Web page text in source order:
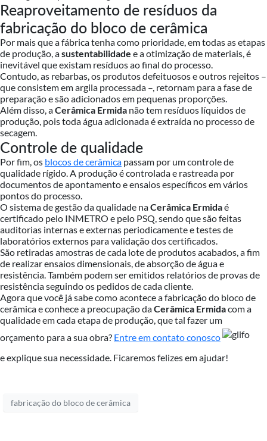
Reaproveitamento de resíduos da
fabricação do bloco de cerâmica
Por mais que a fábrica tenha como prioridade, em todas as etapas
de produção, asustentabilidade e a otimização de materiais, é
inevitável que existam resíduos ao final do processo.
Contudo, as rebarbas, os produtos defeituosos e outros rejeitos –
que consistem em argila processada –, retornam para a fase de
preparação e são adicionados em pequenas proporções.
Além disso, aCerâmica Ermida não tem resíduos líquidos de
produção, pois toda água adicionada é extraída no processo de
secagem.
Controle de qualidade
Por fim, os blocos de cerâmica passam por um controle de
qualidade rígido. A produção é controlada e rastreada por
documentos de apontamento e ensaios específicos em vários
pontos do processo.
O sistema de gestão da qualidade naCerâmica Ermidaé
certificado pelo INMETRO e pelo PSQ, sendo que são feitas
auditorias internas e externas periodicamente e testes de
laboratórios externos para validação dos certificados.
São retiradas amostras de cada lote de produtos acabados, a fim
de realizar ensaios dimensionais, de absorção de água e
resistência. Também podem ser emitidos relatórios de provas de
resistência seguindo os pedidos de cada cliente.
Agora que você já sabe como acontece a fabricação do bloco de
cerâmica e conhece a preocupação daCerâmica Ermidacom a
qualidade em cada etapa de produção, que tal fazer um
orçamento para a sua obra? Entre em contato conosco
e explique sua necessidade. Ficaremos felizes em ajudar!
fabricação do bloco de cerâmica